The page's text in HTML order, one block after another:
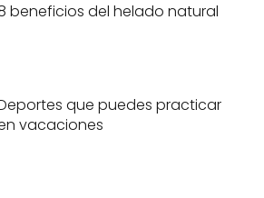
beneficios del helado natural
que puedes practicar
vacaciones